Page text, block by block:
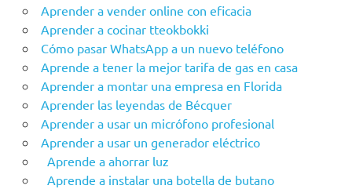
Aprender a vender online con eficacia
Aprender a cocinar tteokbokki
Cómo pasar WhatsApp a un nuevo teléfono
Aprende a tener la mejor tarifa de gas en casa
Aprender a montar una empresa en Florida
Aprender las leyendas de Bécquer
Aprender a usar un micrófono profesional
Aprender a usar un generador eléctrico
Aprende a ahorrar luz
Aprende a instalar una botella de butano